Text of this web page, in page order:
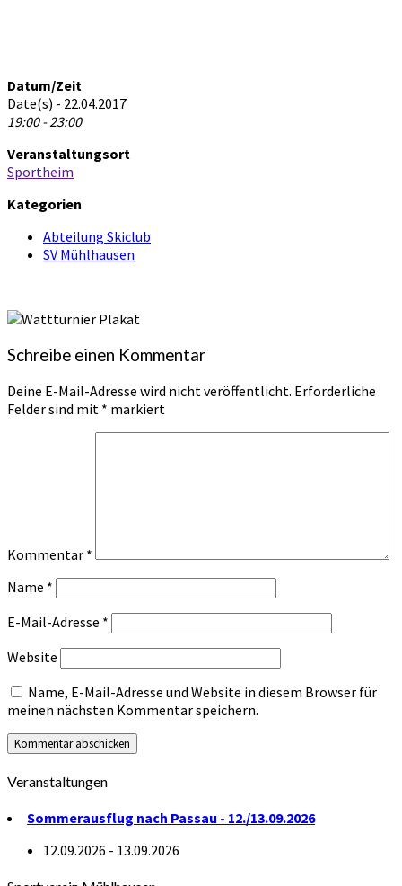
Datum/Zeit
Date(s) - 22.04.2017
19:00 - 23:00
Veranstaltungsort
Sportheim
Kategorien
Abteilung Skiclub
SV Mühlhausen
Schreibe einen Kommentar
Deine E-Mail-Adresse wird nicht veröffentlicht. Erforderliche
Felder sind mit * markiert
Kommentar *
Name *
E-Mail-Adresse *
Website
Name, E-Mail-Adresse und Website in diesem Browser für
meinen nächsten Kommentar speichern.
Veranstaltungen
Sommerausflug nach Passau - 12./13.09.2026
12.09.2026 - 13.09.2026